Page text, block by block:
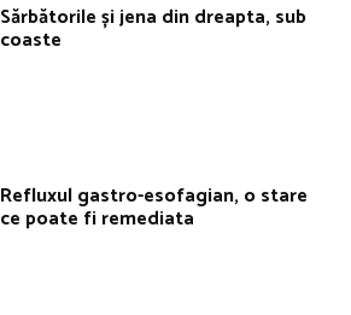
Sărbătorile și jena din dreapta, sub
coaste
Refluxul gastro-esofagian, o stare
ce poate fi remediata